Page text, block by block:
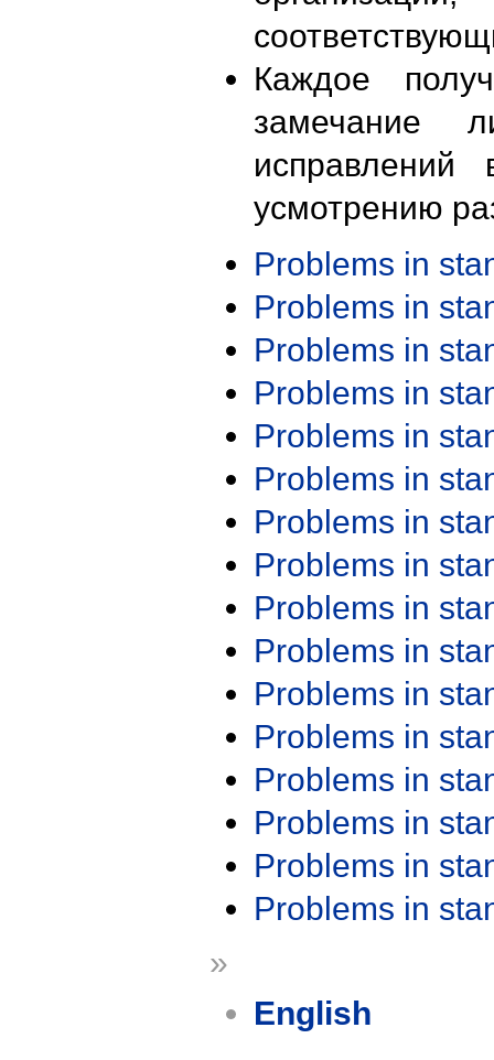
Каждое
замечание
исправлений
усмотрению
Problems in
Problems in
Problems in
Problems in
Problems in
Problems in
Problems in
Problems in
Problems in
Problems in
Problems in
Problems in
Problems in
Problems in
Problems in
Problems in
»
English